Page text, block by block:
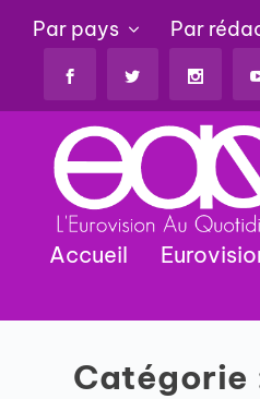
Par pays Par
Accueil
Catégorie